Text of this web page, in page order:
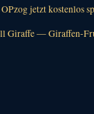
OPzog jetzt kostenlos
Giraffe — Giraffen-